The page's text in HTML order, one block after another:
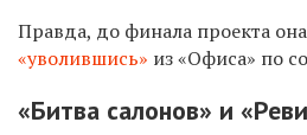
Правда, до финала проекта
«уволившись» из «Офиса» по
«Битва салонов» и